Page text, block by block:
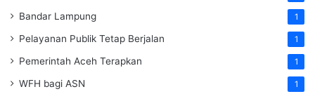
Bandar Lampung 1
Pelayanan Publik Tetap Berjalan 1
Pemerintah Aceh Terapkan 1
WFH bagi ASN 1